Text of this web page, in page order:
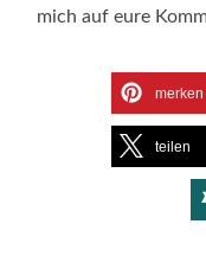
mich auf eure
merken
teilen